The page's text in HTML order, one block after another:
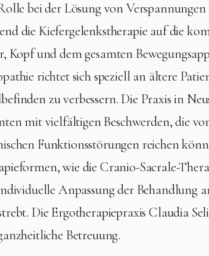
bei der Lösung von
die Kiefergelenkstherapie auf die
Kopf und dem gesamten
richtet sich speziell an ältere
zu verbessern. Die Praxis in
mit vielfältigen Beschwerden, die
Funktionsstörungen reichen
wie die Cranio-Sacrale-
Anpassung der Behandlung
Die Ergotherapiepraxis Claudia
Betreuung.